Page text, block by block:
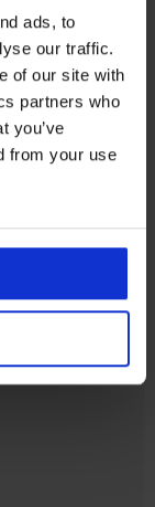
ads, to
our traffic.
of our site with
partners who
you’ve
from your use
sprievodca